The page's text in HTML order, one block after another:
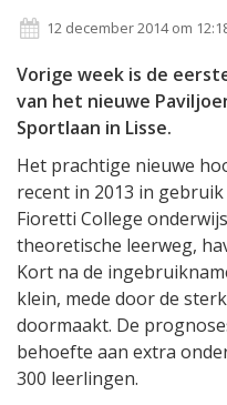
12 december 2014 om
Vorige week is de
van het nieuwe
Sportlaan in Lisse.
Het prachtige nieuwe
recent in 2013 in
Fioretti College
theoretische leerweg,
Kort na de
klein, mede door de
doormaakt. De
behoefte aan extra
300 leerlingen.